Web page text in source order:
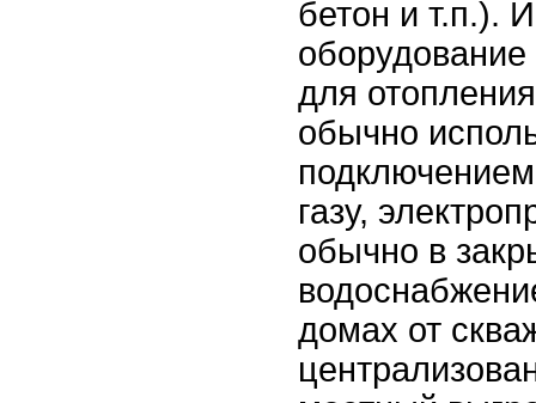
бетон и т.п.).
для
обычно
газу,
обычно в
домах от